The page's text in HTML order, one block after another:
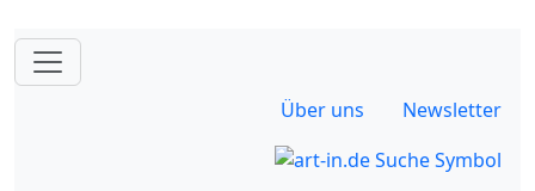
Über uns Newsletter